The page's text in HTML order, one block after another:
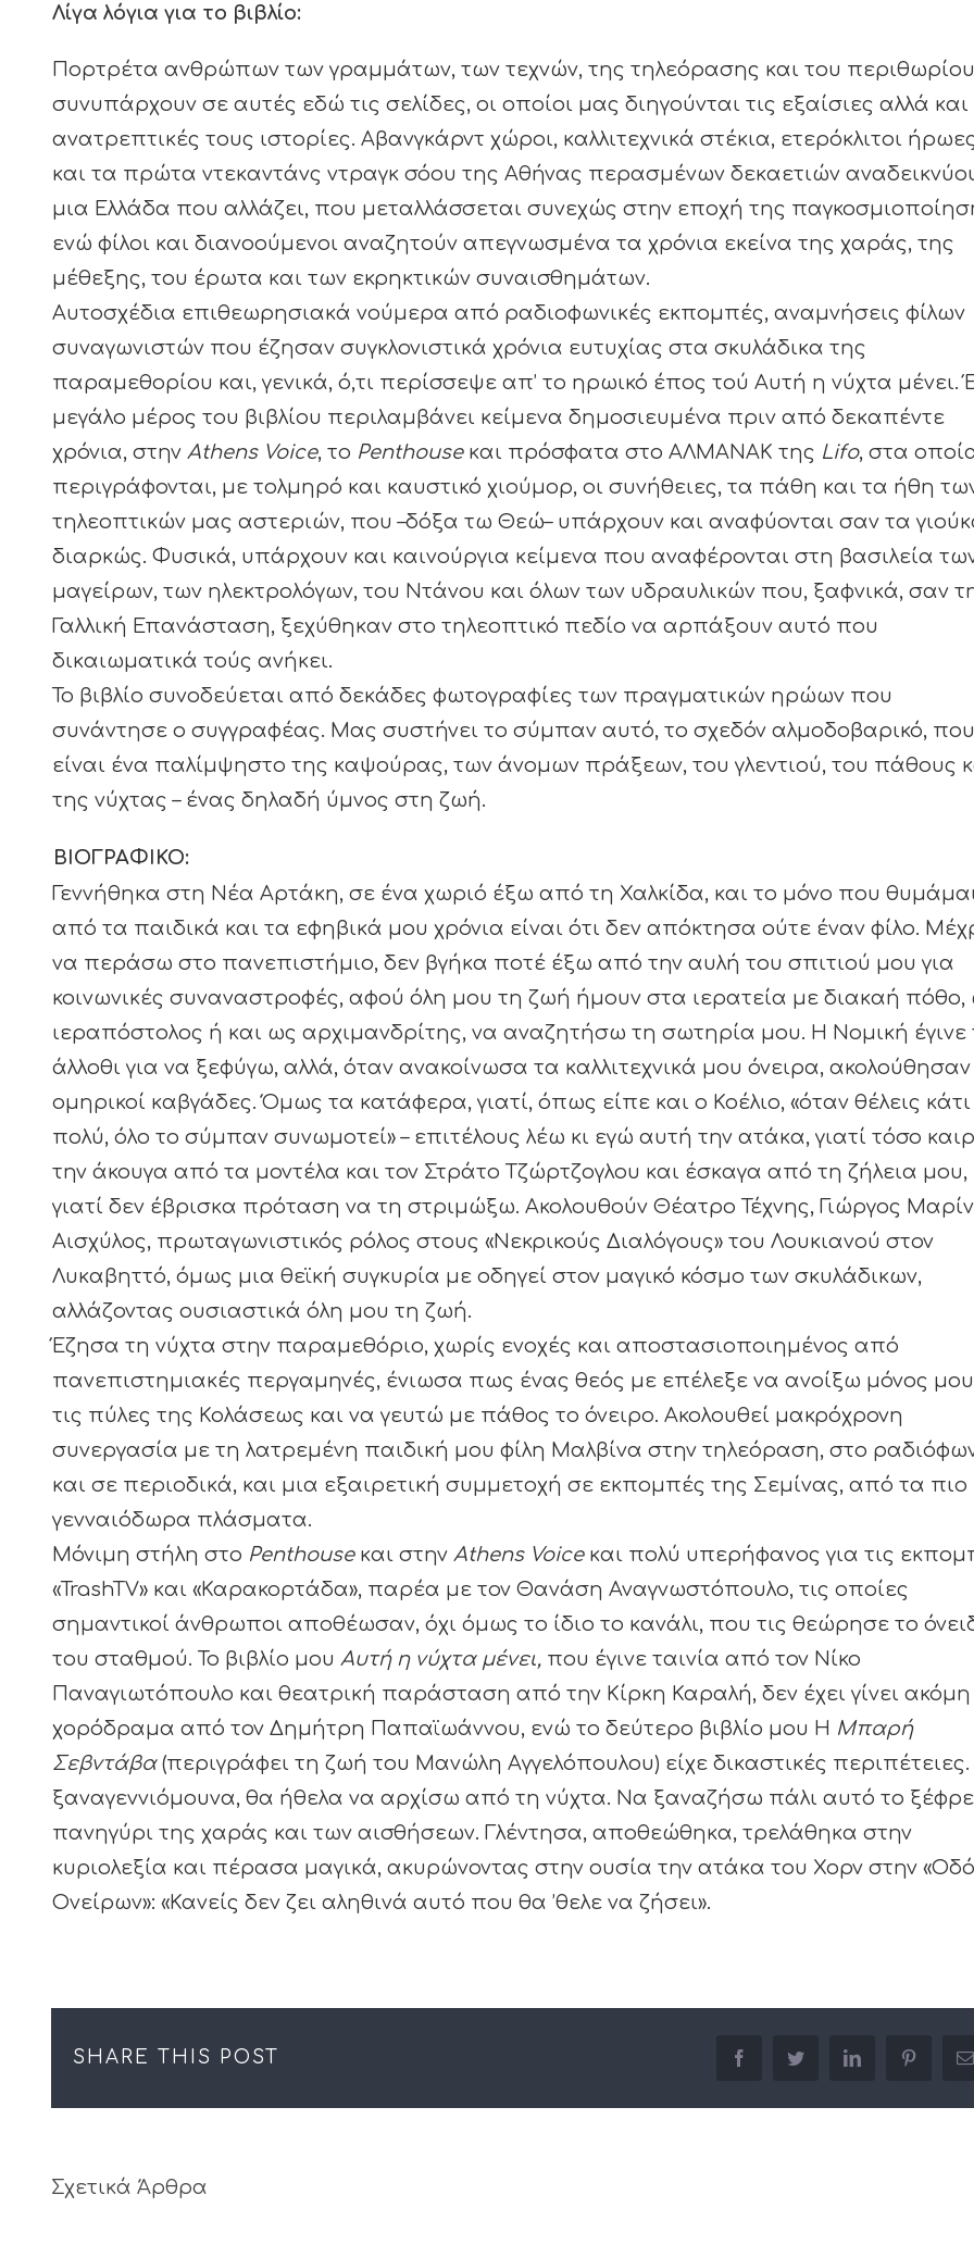
Λίγα λόγια για το βιβλίο:
Πορτρέτα ανθρώπων των γραμμάτων, των τεχνών, της τηλεόρασης και του περιθωρίου
συνυπάρχουν σε αυτές εδώ τις σελίδες, οι οποίοι μας διηγούνται τις εξαίσιες αλλά και
ανατρεπτικές τους ιστορίες. Αβανγκάρντ χώροι, καλλιτεχνικά στέκια, ετερόκλιτοι
και τα πρώτα ντεκαντάνς ντραγκ σόου της Αθήνας περασμένων δεκαετιών
μια Ελλάδα που αλλάζει, που μεταλλάσσεται συνεχώς στην εποχή της
ενώ φίλοι και διανοούμενοι αναζητούν απεγνωσμένα τα χρόνια εκείνα της χαράς, της
μέθεξης, του έρωτα και των εκρηκτικών συναισθημάτων.
Αυτοσχέδια επιθεωρησιακά νούμερα από ραδιοφωνικές εκπομπές, αναμνήσεις φίλων
συναγωνιστών που έζησαν συγκλονιστικά χρόνια ευτυχίας στα σκυλάδικα της
παραμεθορίου και, γενικά, ό,τι περίσσεψε απ’ το ηρωικό έπος τού Αυτή η νύχτα μένει.
μεγάλο μέρος του βιβλίου περιλαμβάνει κείμενα δημοσιευμένα πριν από δεκαπέντε
χρόνια, στην Athens Voice, το Penthouseκαι πρόσφατα στο ΑΛΜΑΝΑΚ της Lifo, στα
περιγράφονται, με τολμηρό και καυστικό χιούμορ, οι συνήθειες, τα πάθη και τα ήθη
τηλεοπτικών μας αστεριών, που –δόξα τω Θεώ– υπάρχουν και αναφύονται σαν τα
διαρκώς. Φυσικά, υπάρχουν και καινούργια κείμενα που αναφέρονται στη βασιλεία
μαγείρων, των ηλεκτρολόγων, του Ντάνου και όλων των υδραυλικών που, ξαφνικά, σαν
Γαλλική Επανάσταση, ξεχύθηκαν στο τηλεοπτικό πεδίο να αρπάξουν αυτό που
δικαιωματικά τούς ανήκει.
Το βιβλίο συνοδεύεται από δεκάδες φωτογραφίες των πραγματικών ηρώων που
συνάντησε ο συγγραφέας. Μας συστήνει το σύμπαν αυτό, το σχεδόν αλμοδοβαρικό, που
είναι ένα παλίμψηστο της καψούρας, των άνομων πράξεων, του γλεντιού, του πάθους
της νύχτας – ένας δηλαδή ύμνος στη ζωή.
ΒΙΟΓΡΑΦΙΚΟ:
Γεννήθηκα στη Νέα Αρτάκη, σε ένα χωριό έξω από τη Χαλκίδα, και το μόνο που
από τα παιδικά και τα εφηβικά μου χρόνια είναι ότι δεν απόκτησα ούτε έναν φίλο.
να περάσω στο πανεπιστήμιο, δεν βγήκα ποτέ έξω από την αυλή του σπιτιού μου για
κοινωνικές συναναστροφές, αφού όλη μου τη ζωή ήμουν στα ιερατεία με διακαή πόθο,
ιεραπόστολος ή και ως αρχιμανδρίτης, να αναζητήσω τη σωτηρία μου. Η Νομική έγινε
άλλοθι για να ξεφύγω, αλλά, όταν ανακοίνωσα τα καλλιτεχνικά μου όνειρα, ακολούθησαν
ομηρικοί καβγάδες. Όμως τα κατάφερα, γιατί, όπως είπε και ο Κοέλιο, «όταν θέλεις κάτι
πολύ, όλο το σύμπαν συνωμοτεί» – επιτέλους λέω κι εγώ αυτή την ατάκα, γιατί τόσο
την άκουγα από τα μοντέλα και τον Στράτο Τζώρτζογλου και έσκαγα από τη ζήλεια μου,
γιατί δεν έβρισκα πρόταση να τη στριμώξω. Ακολουθούν Θέατρο Τέχνης, Γιώργος
Αισχύλος, πρωταγωνιστικός ρόλος στους «Νεκρικούς Διαλόγους» του Λουκιανού στον
Λυκαβηττό, όμως μια θεϊκή συγκυρία με οδηγεί στον μαγικό κόσμο των σκυλάδικων,
αλλάζοντας ουσιαστικά όλη μου τη ζωή.
Έζησα τη νύχτα στην παραμεθόριο, χωρίς ενοχές και αποστασιοποιημένος από
πανεπιστημιακές περγαμηνές, ένιωσα πως ένας θεός με επέλεξε να ανοίξω μόνος μου
τις πύλες της Κολάσεως και να γευτώ με πάθος το όνειρο. Ακολουθεί μακρόχρονη
συνεργασία με τη λατρεμένη παιδική μου φίλη Μαλβίνα στην τηλεόραση, στο
και σε περιοδικά, και μια εξαιρετική συμμετοχή σε εκπομπές της Σεμίνας, από τα πιο
γενναιόδωρα πλάσματα.
Μόνιμη στήλη στο Penthouseκαι στην Athens Voiceκαι πολύ υπερήφανος για τις
«TrashTV» και «Καρακορτάδα», παρέα με τον Θανάση Αναγνωστόπουλο, τις οποίες
σημαντικοί άνθρωποι αποθέωσαν, όχι όμως το ίδιο το κανάλι, που τις θεώρησε το
του σταθμού. Το βιβλίο μου Αυτή η νύχτα μένει, που έγινε ταινία από τον Νίκο
Παναγιωτόπουλο και θεατρική παράσταση από την Κίρκη Καραλή, δεν έχει γίνει ακόμη
χορόδραμα από τον Δημήτρη Παπαϊωάννου, ενώ το δεύτερο βιβλίο μου Η Μπαρή
Σεβντάβα(περιγράφει τη ζωή του Μανώλη Αγγελόπουλου) είχε δικαστικές περιπέτειες.
ξαναγεννιόμουνα, θα ήθελα να αρχίσω από τη νύχτα. Να ξαναζήσω πάλι αυτό το
πανηγύρι της χαράς και των αισθήσεων. Γλέντησα, αποθεώθηκα, τρελάθηκα στην
κυριολεξία και πέρασα μαγικά, ακυρώνοντας στην ουσία την ατάκα του Χορν στην «Οδό
Ονείρων»: «Κανείς δεν ζει αληθινά αυτό που θα ’θελε να ζήσει».
SHARE THIS POST facebooktwitter linkedin pinterest
Σχετικά Άρθρα